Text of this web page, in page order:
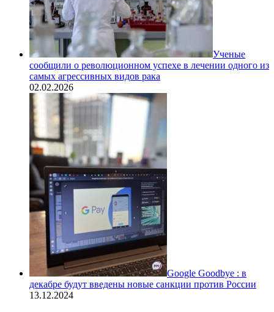
Ученые
сообщили о революционном успехе в лечении одного из
самых агрессивных видов рака
02.02.2026
Google Goodbye : в
декабре будут введены новые санкции против России
13.12.2024